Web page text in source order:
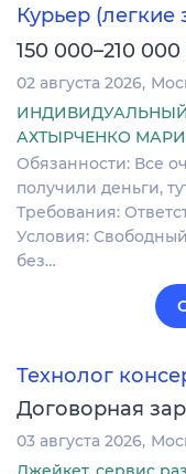
Курьер (легкие
150 000–210 000
02 августа 2026
АХТЫРЧЕНКО
Обязанности: Все
получили деньги,
Требования:
Условия:
без…
Технолог
Договорная
03 августа 2026